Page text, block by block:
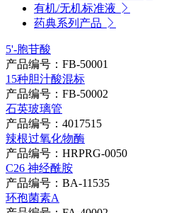
有机/无机标准液
药典系列产品
5'-胞苷酸
产品编号：FB-50001
15种胆汁酸混标
产品编号：FB-50002
石英玻璃管‌
产品编号：4017515
辣根过氧化物酶
产品编号：HRPRG-0050
C26 神经酰胺
产品编号：BA-11535
环孢菌素A